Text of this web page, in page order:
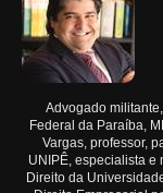
Advogado
Federal da Paraíba,
Vargas, professor,
UNIPÊ, especialista e
Direito da